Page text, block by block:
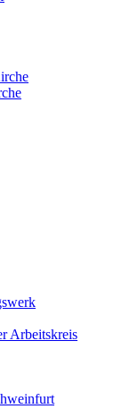
Arbeitskreis